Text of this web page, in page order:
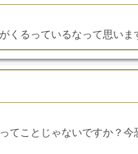
くるっているなって思いま
てことじゃないですか？今